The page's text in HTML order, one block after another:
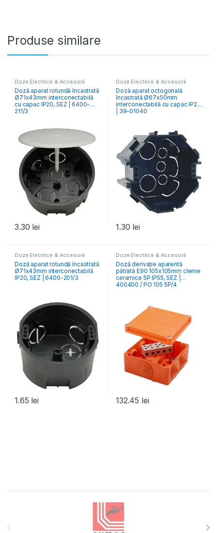
Produse similare
Doze Electrice & Accesorii
Doză aparat rotundă încastrată
Ø71x43mm interconectabilă
cu capac IP20, SEZ | 6400-
211/3
3.30 lei
Doze Electrice & Accesorii
Doză aparat octogonală
încastrată Ø67x50mm
interconectabilă cu capac IP20
| 39-01040
1.30 lei
Doze Electrice & Accesorii
Doză aparat rotundă încastrată
Ø71x43mm interconectabilă
IP20, SEZ | 6400-201/3
1.65 lei
Doze Electrice & Accesorii
Doză derivație aparentă
pătrată E90 105x105mm cleme
ceramice 5P IP55, SEZ |
400400 / PO 105 5P/4
132.45 lei